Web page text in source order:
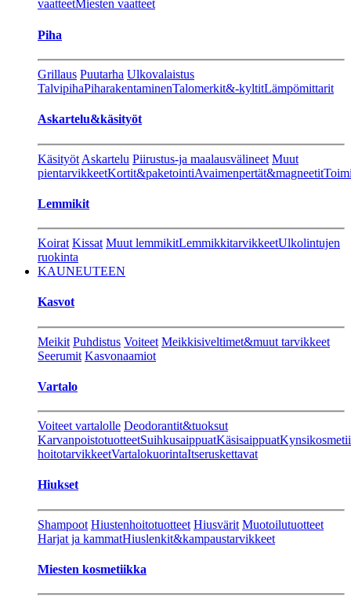
vaatteetMiesten vaatteet
Piha
Grillaus Puutarha Ulkovalaistus
TalvipihaPiharakentaminenTalomerkit&-kyltitLämpömittarit
Askartelu&käsityöt
Käsityöt Askartelu Piirustus-ja maalausvälineet Muut
pientarvikkeetKortit&paketointiAvaimenpertät&magneetit
Lemmikit
Koirat Kissat Muut lemmikitLemmikkitarvikkeetUlkolintujen
ruokinta
KAUNEUTEEN
Kasvot
Meikit Puhdistus Voiteet Meikkisiveltimet&muut tarvikkeet
Seerumit Kasvonaamiot
Vartalo
Voiteet vartalolle Deodorantit&tuoksut
KarvanpoistotuotteetSuihkusaippuatKäsisaippuat
hoitotarvikkeetVartalokuorintaItseruskettavat
Hiukset
Shampoot Hiustenhoitotuotteet Hiusvärit Muotoilutuotteet
Harjat ja kammatHiuslenkit&kampaustarvikkeet
Miesten kosmetiikka